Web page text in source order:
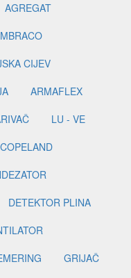
AGREGAT
CIJEV
ARMAFLEX
LU - VE
COPELAND
DETEKTOR PLINA
GRIJAČ